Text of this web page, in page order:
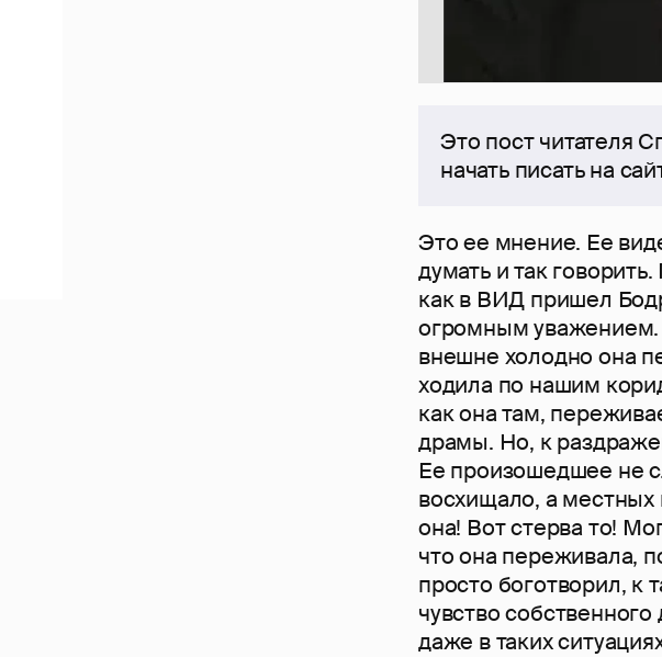
Это пост читателя
начать писать на
Это ее мнение. Ее
думать и так
как в ВИД пришел
огромным уважением.
внешне холодно она
ходила по нашим
как она там,
драмы. Но, к
Ее произошедшее не
восхищало, а
она! Вот стерва то!
что она переживала,
просто боготворил, к
чувство
даже в таких